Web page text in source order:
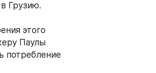
Грузию.
этого
Паулы
потребление